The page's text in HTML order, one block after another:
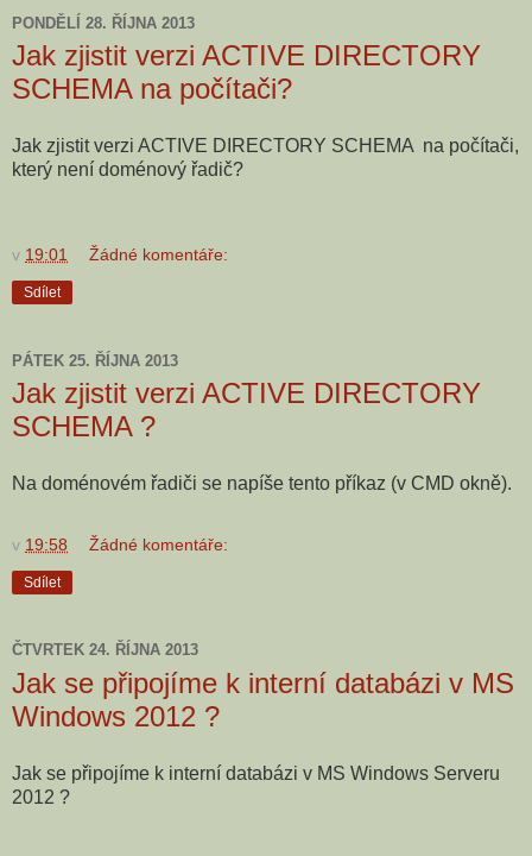
PONDĚLÍ 28. ŘÍJNA 2013
Jak zjistit verzi ACTIVE DIRECTORY
SCHEMA na počítači?
Jak zjistit verzi ACTIVE DIRECTORY SCHEMA na počítači,
který není doménový řadič?
v 19:01 Žádné komentáře:
Sdílet
PÁTEK 25. ŘÍJNA 2013
Jak zjistit verzi ACTIVE DIRECTORY
SCHEMA ?
Na doménovém řadiči se napíše tento příkaz (v CMD okně).
v 19:58 Žádné komentáře:
Sdílet
ČTVRTEK 24. ŘÍJNA 2013
Jak se připojíme k interní databázi v MS
Windows 2012 ?
Jak se připojíme k interní databázi v MS Windows Serveru
2012 ?